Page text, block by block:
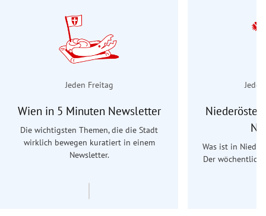
Jeden Freitag
Wien in 5 Minuten Newsletter
Die wichtigsten Themen, die die Stadt
wirklich bewegen kuratiert in einem
Newsletter.
Was ist in
Der